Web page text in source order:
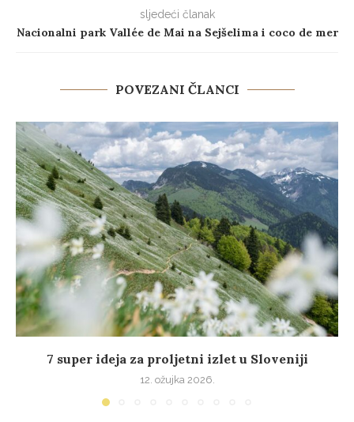
sljedeći članak
Nacionalni park Vallée de Mai na Sejšelima i coco de mer
POVEZANI ČLANCI
7 super ideja za proljetni izlet u Sloveniji
12. ožujka 2026.